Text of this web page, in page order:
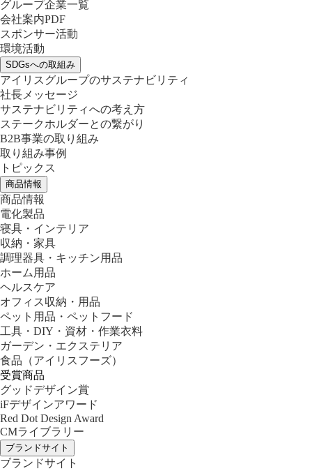
グループ企業一覧
会社案内PDF
スポンサー活動
環境活動
SDGsへの取組み
アイリスグループのサステナビリティ
社長メッセージ
サステナビリティへの考え方
ステークホルダーとの繋がり
B2B事業の取り組み
取り組み事例
トピックス
商品情報
商品情報
電化製品
寝具・インテリア
収納・家具
調理器具・キッチン用品
ホーム用品
ヘルスケア
オフィス収納・用品
ペット用品・ペットフード
工具・DIY・資材・作業衣料
ガーデン・エクステリア
食品 （アイリスフーズ）
受賞商品
グッドデザイン賞
iFデザインアワード
Red Dot Design Award
CMライブラリー
ブランドサイト
ブランドサイト